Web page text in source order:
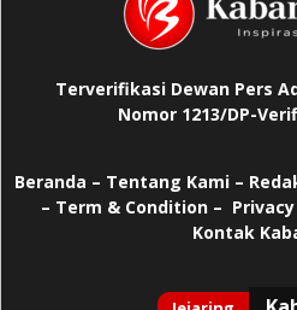
Terverifikasi Dewan Pers
Nomor 1213/DP-
Beranda – Tentang Kami –
– Term & Condition –
Kontak